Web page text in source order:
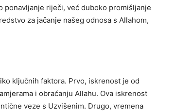
ponavljanje riječi, već duboko promišljanje
za jačanje našeg odnosa s Allahom,
ključnih faktora. Prvo, iskrenost je od
i obraćanju Allahu. Ova iskrenost
veze s Uzvišenim. Drugo, vremena